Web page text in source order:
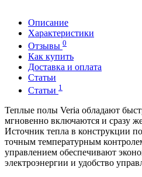
Описание
Характеристики
Отзывы 0
Как купить
Доставка и оплата
Статьи
Статьи 1
Теплые полы Veria обладают
мгновенно включаются и сразу
Источник тепла в конструкции
точным температурным
управлением обеспечивают
электроэнергии и удобство